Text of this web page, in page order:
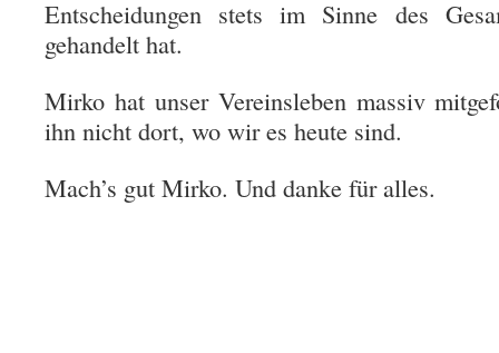
Entscheidungen stets im Sinne des
gehandelt hat.
Mirko hat unser Vereinsleben massiv
ihn nicht dort, wo wir es heute sind.
Mach’s gut Mirko. Und danke für alles.